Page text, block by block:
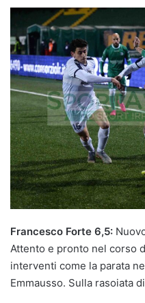
Francesco Forte 6,5:
Attento e pronto nel corso
interventi come la parata
Emmausso. Sulla rasoiata